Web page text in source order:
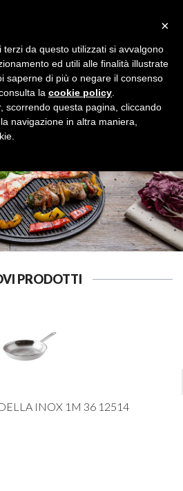
Cerca
PRODOTTI
INOX 1M 36 12514
×
da questo utilizzati si avvalgono
ed utili alle finalità illustrate
saperne di più o negare il consenso
la cookie policy
scorrendo questa pagina, cliccando
navigazione in altra maniera,